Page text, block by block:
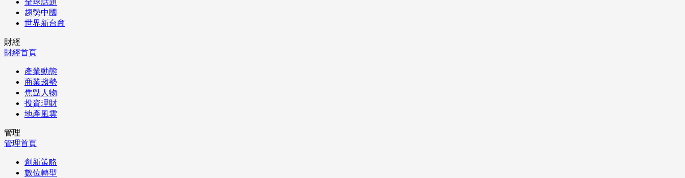
全球話題
趨勢中國
世界新台商
財經
財經首頁
產業動態
商業趨勢
焦點人物
投資理財
地產風雲
管理
管理首頁
創新策略
數位轉型